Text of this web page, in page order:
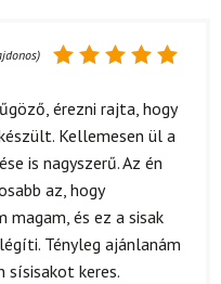
5/ 5
érezni rajta, hogy
Kellemesen ül a
is nagyszerű. Az én
az, hogy
magam, és ez a sisak
Tényleg ajánlanám
sísisakot keres.